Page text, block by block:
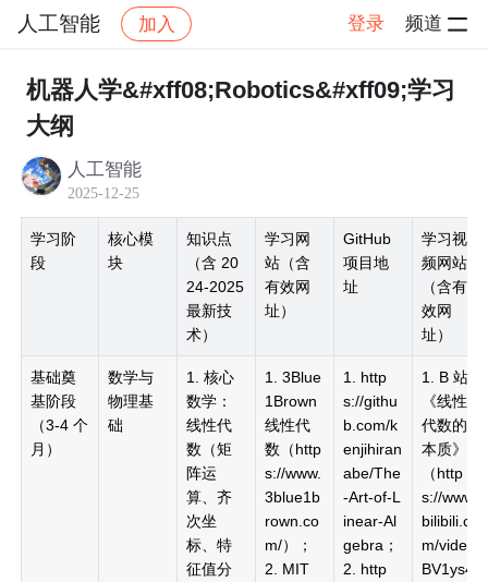
人工智能 加入 登录 频道
社区 人工智能 学习打卡 帖子详情
机器人学&#xff08;Robotics&#xff09;学习
大纲
人工智能
2025-12-25
学习阶
段
核心模
块
知识点
（含 20
24-2025
最新技
术）
学习网
站（含
有效网
址）
GitHub
项目地
址
学习视
频网站
（含有
效网
址）
基础奠
基阶段
（3-4 个
月）
数学与
物理基
础
1. 核心
数学：
线性代
数（矩
阵运
算、齐
次坐
标、特
征值分
1. 3Blue
1Brown
线性代
数（http
s://www.
3blue1b
rown.co
m/）；
2. MIT
1. http
s://githu
b.com/k
enjihiran
abe/The
-Art-of-L
inear-Al
gebra；
2. http
1. B 站
《线性
代数的
本质》
（http
s://www.
bilibili.co
m/video/
BV1ys4